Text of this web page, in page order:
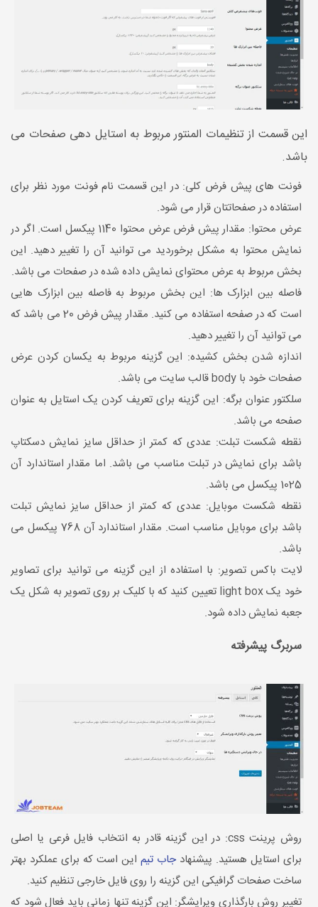
این قسمت از تنظیمات المنتور مربوط به استایل دهی صفحات می
باشد.
فونت های پیش فرض کلی: در این قسمت نام فونت مورد نظر برای
استفاده در صفحاتتان قرار می شود.
عرض محتوا: مقدار پیش فرض عرض محتوا 1140 پیکسل است. اگر در
نمایش محتوا به مشکل برخوردید می توانید آن را تغییر دهید. این
بخش مربوط به عرض محتوای نمایش داده شده در صفحات می باشد.
فاصله بین ابزارک ها: این بخش مربوط به فاصله بین ابزارک هایی
است که در صفحه استفاده می کنید. مقدار پیش فرض 20 می باشد که
می توانید آن را تغییر دهید.
اندازه شدن بخش کشیده: این گزینه مربوط به یکسان کردن عرض
صفحات خود با body قالب سایت می باشد.
سلکتور عنوان برگه: این گزینه برای تعریف کردن یک استایل به عنوان
صفحه می باشد.
نقطه شکست تبلت: عددی که کمتر از حداقل سایز نمایش دسکتاپ
باشد برای نمایش در تبلت مناسب می باشد. اما مقدار استاندارد آن
1025 پیکسل می باشد.
نقطه شکست موبایل: عددی که کمتر از حداقل سایز نمایش تبلت
باشد برای موبایل مناسب است. مقدار استاندارد آن 768 پیکسل می
باشد.
لایت باکس تصویر: با استفاده از این گزینه می توانید برای تصاویر
خود یک light box تعیین کنید که با کلیک بر روی تصویر به شکل یک
جعبه نمایش داده شود.
سربرگ پیشرفته
روش پرینت css: در این گزینه قادر به انتخاب فایل فرعی یا اصلی
برای استایل هستید. پیشنهادجاب تیم این است که برای عملکرد بهتر
ساخت صفحات گرافیکی این گزینه را روی فایل خارجی تنظیم کنید.
تغییر روش بارگذاری ویرایشگر: این گزینه تنها زمانی باید فعال شود که